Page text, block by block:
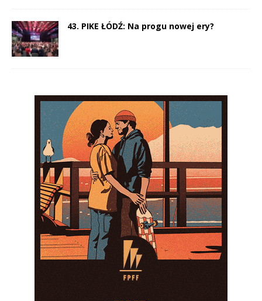
43. PIKE ŁÓDŹ: Na progu nowej ery?